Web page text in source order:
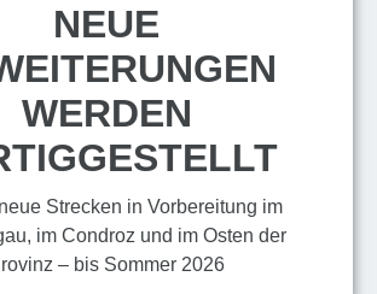
NEUE
WERDEN
Strecken in Vorbereitung im
im Condroz und im Osten der
– bis Sommer 2026